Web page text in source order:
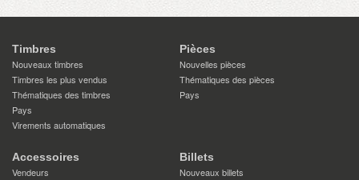
Timbres
Nouveaux timbres
Timbres les plus vendus
Thématiques des timbres
Pays
Virements automatiques
Pièces
Nouvelles pièces
Thématiques des pièces
Pays
Accessoires
Vendeurs
Billets
Nouveaux billets